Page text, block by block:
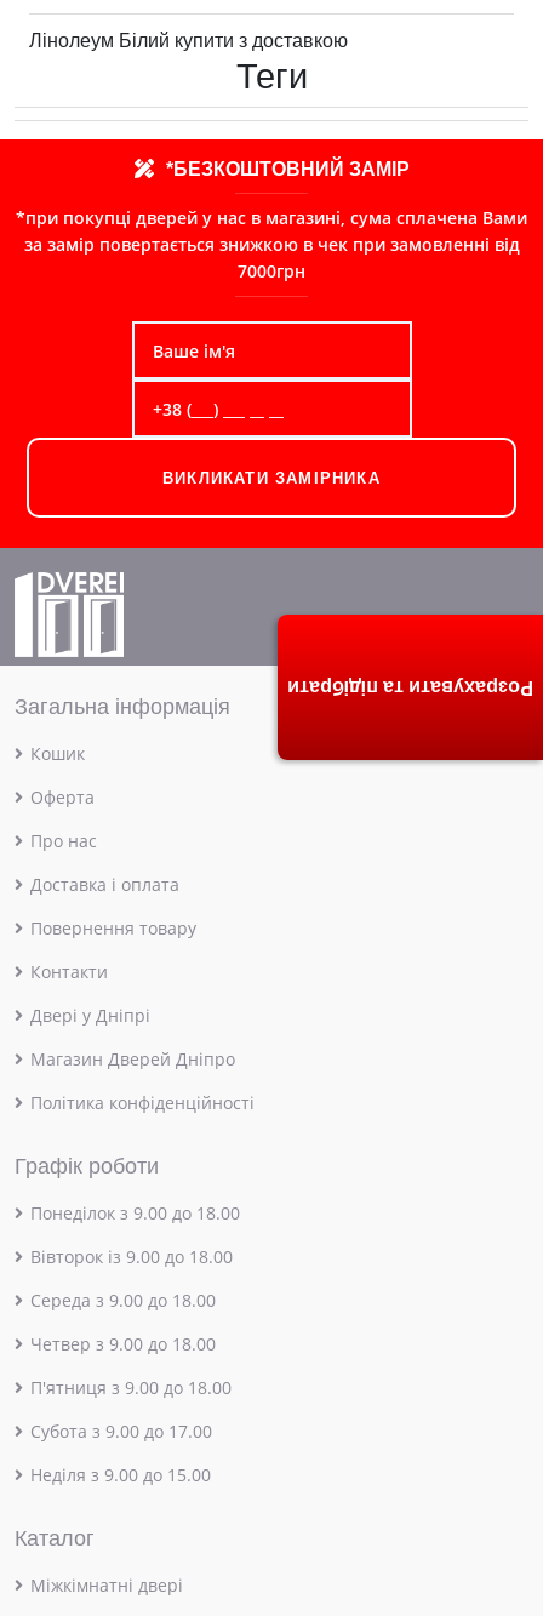
Лінолеум Білий купити з доставкою
Теги
*БЕЗКОШТОВНИЙ ЗАМІР
*при покупці дверей у нас в магазині, сума сплачена Вами
за замір повертається знижкою в чек при замовленні від
7000грн
ВИКЛИКАТИ ЗАМІРНИКА
Загальна інформація
Кошик
Оферта
Про нас
Доставка і оплата
Повернення товару
Контакти
Двері у Дніпрі
Магазин Дверей Дніпро
Політика конфіденційності
Графік роботи
Понеділок з 9.00 до 18.00
Вівторок із 9.00 до 18.00
Середа з 9.00 до 18.00
Четвер з 9.00 до 18.00
П'ятниця з 9.00 до 18.00
Субота з 9.00 до 17.00
Неділя з 9.00 до 15.00
Каталог
Міжкімнатні двері
Розрахувати та підібрати